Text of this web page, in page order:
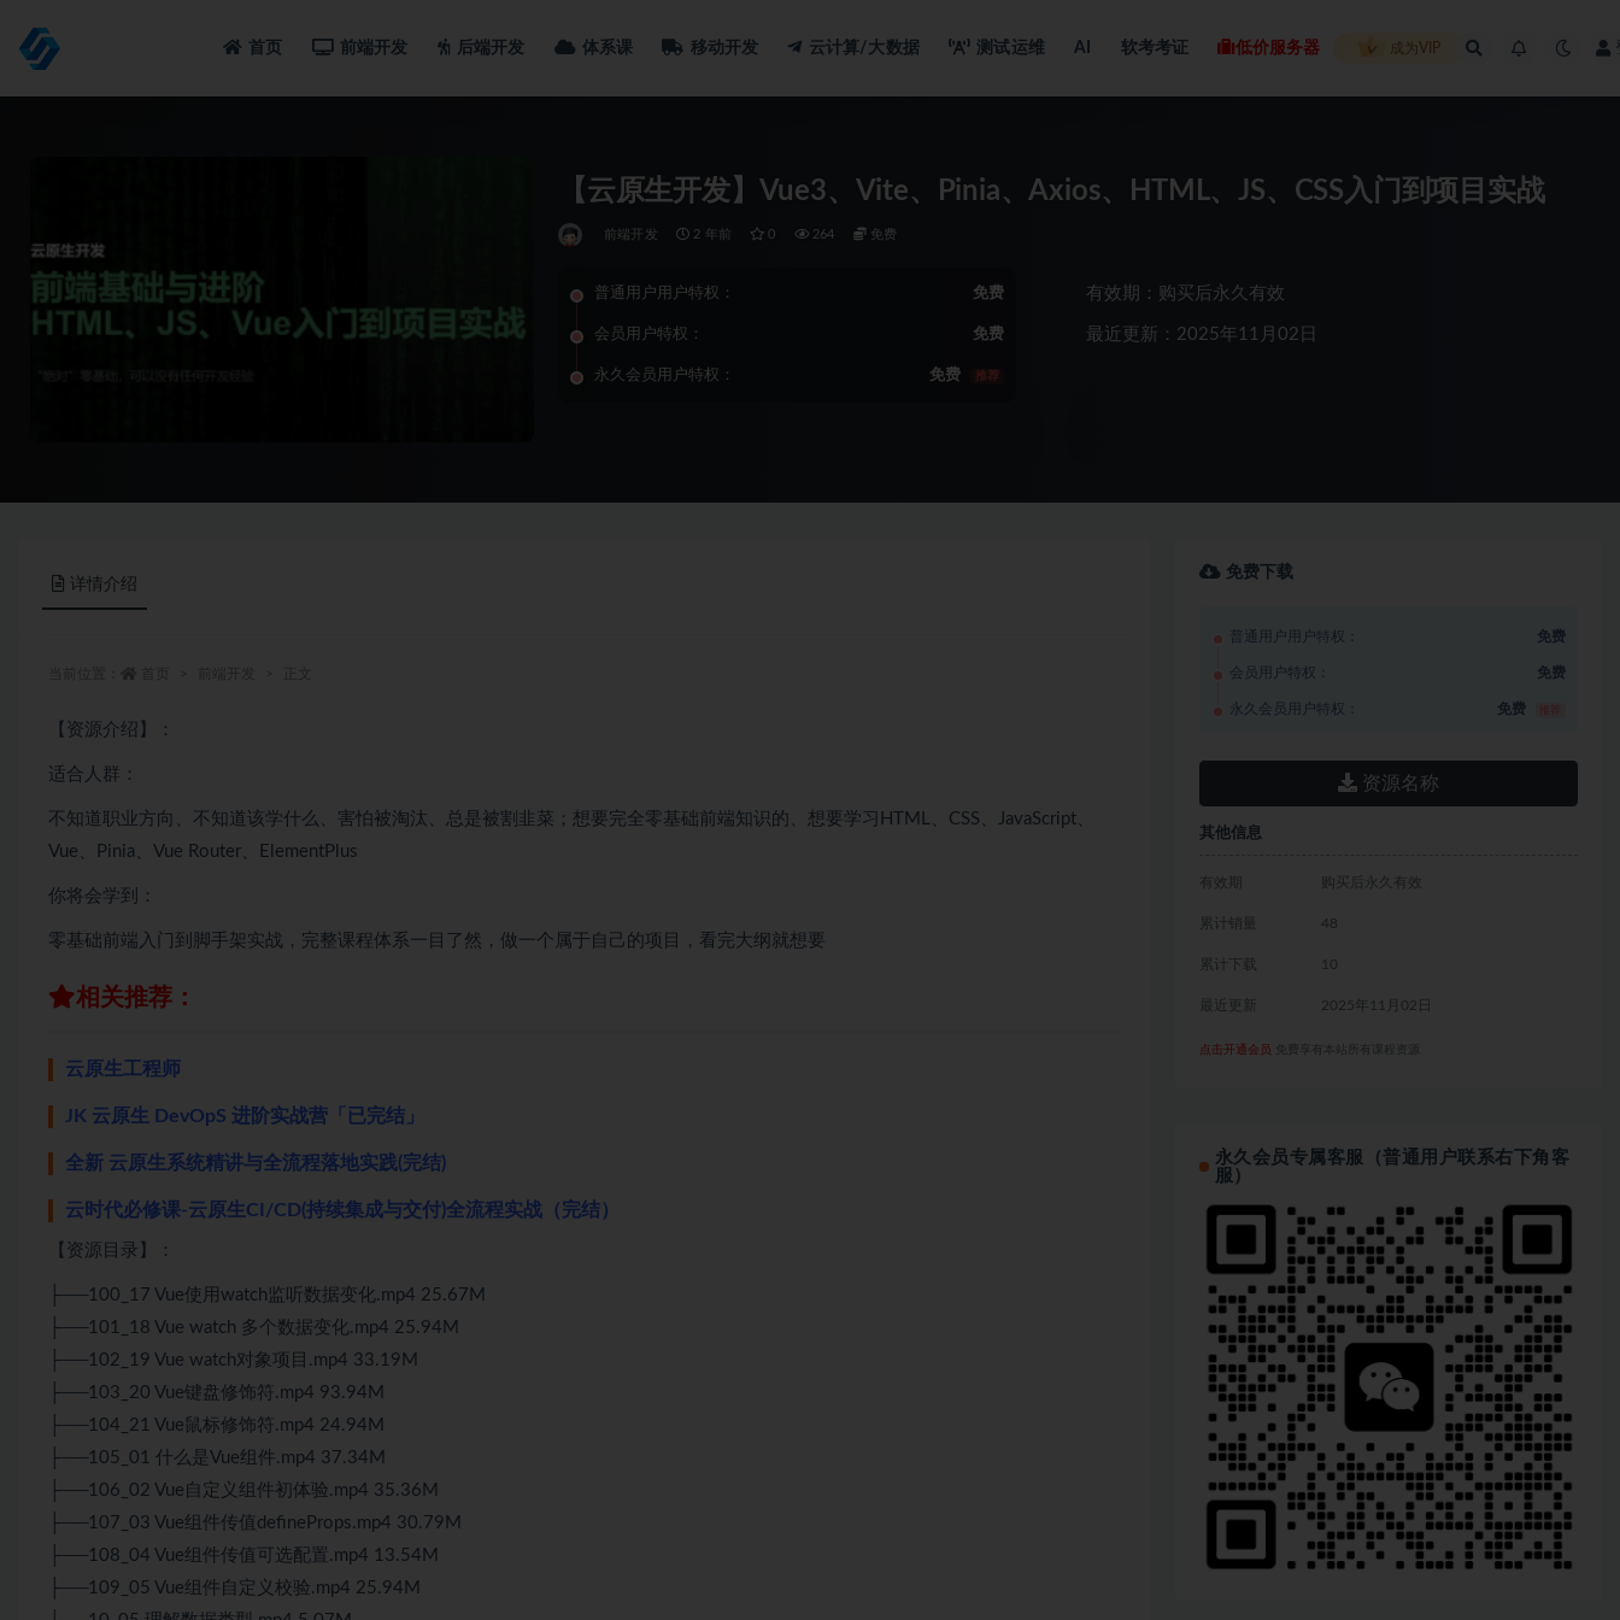
首页 前端开发 后端开发 体系课 移动开发 云计算/大数据 测试运维 AI 软考考证 低价服务器 成为VIP
【云原生开发】Vue3、Vite、Pinia、Axios、HTML、JS、CSS入门到项目实战
前端开发 2 年前 0 264 免费
普通用户用户特权： 免费
会员用户特权： 免费
永久会员用户特权： 免费 推荐
有效期：购买后永久有效
最近更新：2025年11月02日
详情介绍
【资源介绍】：
适合人群：
不知道职业方向、不知道该学什么、害怕被淘汰、总是被割韭菜；想要完全零基础前端知识的、想要学习HTML、CSS、JavaScript、
Vue、Pinia、Vue Router、ElementPlus
你将会学到：
零基础前端入门到脚手架实战，完整课程体系一目了然，做一个属于自己的项目，看完大纲就想要
相关推荐：
云原生工程师
JK 云原生 DevOpS 进阶实战营「已完结」
全新 云原生系统精讲与全流程落地实践(完结)
云时代必修课-云原生CI/CD(持续集成与交付)全流程实战（完结）
【资源目录】：
├──100_17 Vue使用watch监听数据变化.mp4 25.67M
├──101_18 Vue watch 多个数据变化.mp4 25.94M
├──102_19 Vue watch对象项目.mp4 33.19M
├──103_20 Vue键盘修饰符.mp4 93.94M
├──104_21 Vue鼠标修饰符.mp4 24.94M
├──105_01 什么是Vue组件.mp4 37.34M
├──106_02 Vue自定义组件初体验.mp4 35.36M
├──107_03 Vue组件传值defineProps.mp4 30.79M
├──108_04 Vue组件传值可选配置.mp4 13.54M
├──109_05 Vue组件自定义校验.mp4 25.94M
免费下载
普通用户用户特权： 免费
会员用户特权： 免费
永久会员用户特权： 免费
资源名称
其他信息
有效期 购买后永久有效
累计销量 48
累计下载 10
最近更新 2025年11月02日
点击开通会员 免费享有本站所有课程资源
永久会员专属客服（普通用户联系右下角客
服）